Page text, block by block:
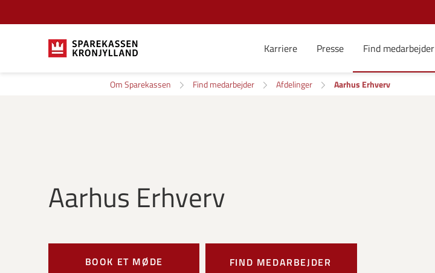
Karriere Presse Find medarbejder
Om Sparekassen Find medarbejder Afdelinger Aarhus Erhverv
Aarhus Erhverv
BOOK ET MØDE FIND MEDARBEJDER